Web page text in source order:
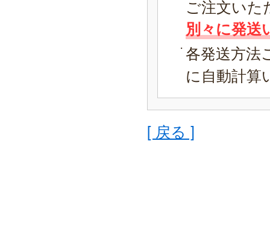
ご注文いた
別々に発送
各発送方法
に自動計算
[ 戻る ]